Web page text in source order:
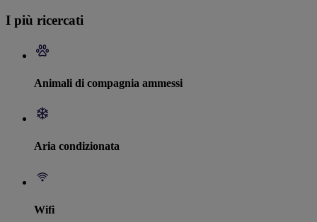
I più ricercati
Animali di compagnia ammessi
Aria condizionata
Wifi